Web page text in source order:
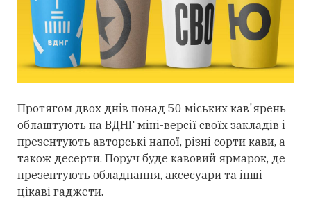
Протягом двох днів понад 50 міських кав'ярень
облаштують на ВДНГ міні-версії своїх закладів і
презентують авторські напої, різні сорти кави, а
також десерти. Поруч буде кавовий ярмарок, де
презентують обладнання, аксесуари та інші
цікаві гаджети.